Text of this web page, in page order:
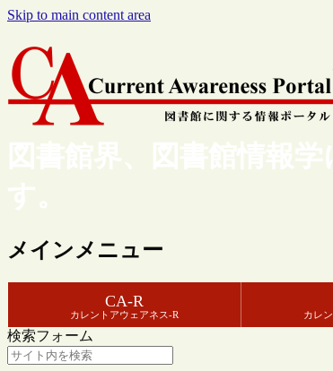
Skip to main content area
図書館界、図書館情報
す。
メインメニュー
CA-R
カレントアウェアネス-R カレ
検索フォーム